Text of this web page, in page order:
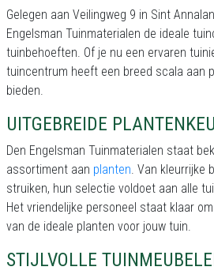
Gelegen aan Veilingweg 9 in Sint
Engelsman Tuinmaterialen de ideale
tuinbehoeften. Of je nu een ervaren
tuincentrum heeft een breed scala aan
bieden.
UITGEBREIDE
Den Engelsman Tuinmaterialen staat
assortiment aan planten. Van kleurrijke
struiken, hun selectie voldoet aan alle
Het vriendelijke personeel staat klaar
van de ideale planten voor jouw tuin.
STIJLVOLLE